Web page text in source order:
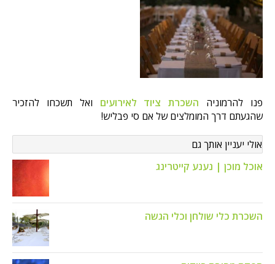
פנו להרמוניה השכרת ציוד לאירועים ואל תשכחו להזכיר
שהגעתם דרך המומלצים של אם סי פבליש!
אולי יעניין אותך גם
אוכל מוכן | נענע קייטרינג
השכרת כלי שולחן וכלי הגשה